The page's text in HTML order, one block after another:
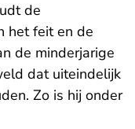
de
het feit en de
de minderjarige
dat uiteindelijk
Zo is hij onder